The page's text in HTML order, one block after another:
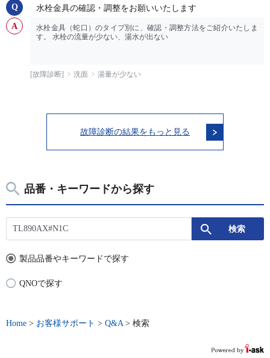
水栓金具の確認・調整をお願いいたします
水栓金具（蛇口）のタイプ別に、確認・調整方法をご紹介いたしま
す。 水栓の流量が少ない、湯水が出ない
[故障診断] 洗面 湯量が少ない
故障診断の結果をもっと見る
品番・キーワードから探す
製品品番やキーワードで探す
QNOで探す
Home > お客様サポート > Q&A> 検索